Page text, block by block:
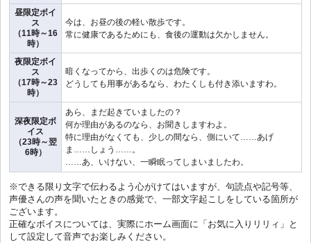
昼限定ボイ
ス
（11時～16
時）
今は、お昼の後の軽い散歩です。
常に健康であるためにも、食後の運動は欠かしません。
夜限定ボイ
ス
（17時～23
時）
暗くなってから、出歩くのは危険です。
どうしても用事があるなら、わたくしも付き添いますわ。
深夜限定ボ
イス
（23時～翌
6時）
あら、まだ起きていましたの？
何か理由があるのなら、お聞きしますわよ。
特に理由がなくても、少しの間なら、側にいて……あげ
ま……しょう……。
……あ、いけない、一瞬眠ってしまいましたわ。
※できる限り文字で伝わるよう心がけてはいますが、句読点や記号等、
声優さんの声を聞いたときの感覚で、一部文字起こしをしている箇所が
ございます。
正確なボイスについては、実際にホーム画面に「お気に入りリリィ」と
して設定して音声でお楽しみください。